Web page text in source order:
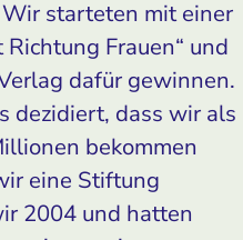
starteten mit einer
Frauen“ und
dafür gewinnen.
dezidiert, dass wir als
bekommen
eine Stiftung
2004 und hatten